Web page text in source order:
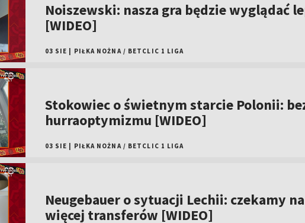
Noiszewski: nasza gra będzie wyglądać
[WIDEO]
03 SIE PIŁKA NOŻNA / BETCLIC 1 LIGA
Stokowiec o świetnym starcie Polonii:
hurraoptymizmu [WIDEO]
03 SIE PIŁKA NOŻNA / BETCLIC 1 LIGA
Neugebauer o sytuacji Lechii: czekamy na
więcej transferów [WIDEO]